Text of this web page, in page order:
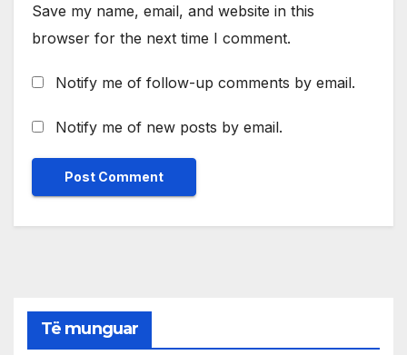
Save my name, email, and website in this
browser for the next time I comment.
Notify me of follow-up comments by email.
Notify me of new posts by email.
Të munguar